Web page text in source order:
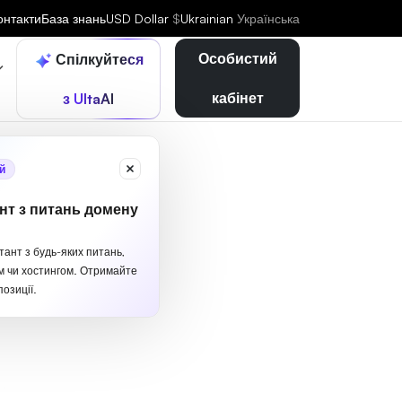
База знаньUSD Dollar $Ukrainian Українська
Спілкуйтеся
з UltaAI
з питань домену
з будь-яких питань,
чи хостингом. Отримайте
Особистий
кабінет